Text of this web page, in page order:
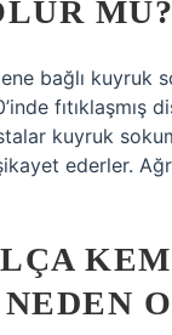
MU?
bağlı kuyruk
fıtıklaşmış
kuyruk
ederler.